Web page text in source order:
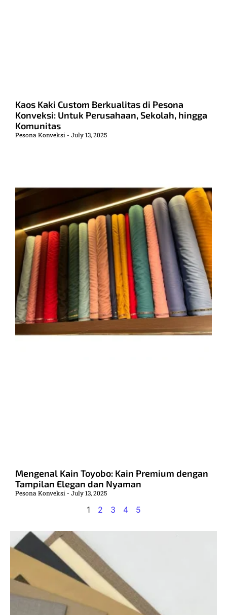
Kaos Kaki Custom Berkualitas di Pesona
Konveksi: Untuk Perusahaan, Sekolah, hingga
Komunitas
Pesona Konveksi July 13, 2025
Mengenal Kain Toyobo: Kain Premium dengan
Tampilan Elegan dan Nyaman
Pesona Konveksi July 13, 2025
1 2 3 4 5